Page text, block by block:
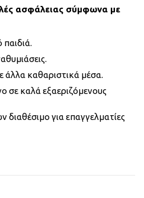
ασφάλειας σύμφωνα με
άλλα καθαριστικά μέσα.
σε καλά εξαεριζόμενους
για επαγγελματίες